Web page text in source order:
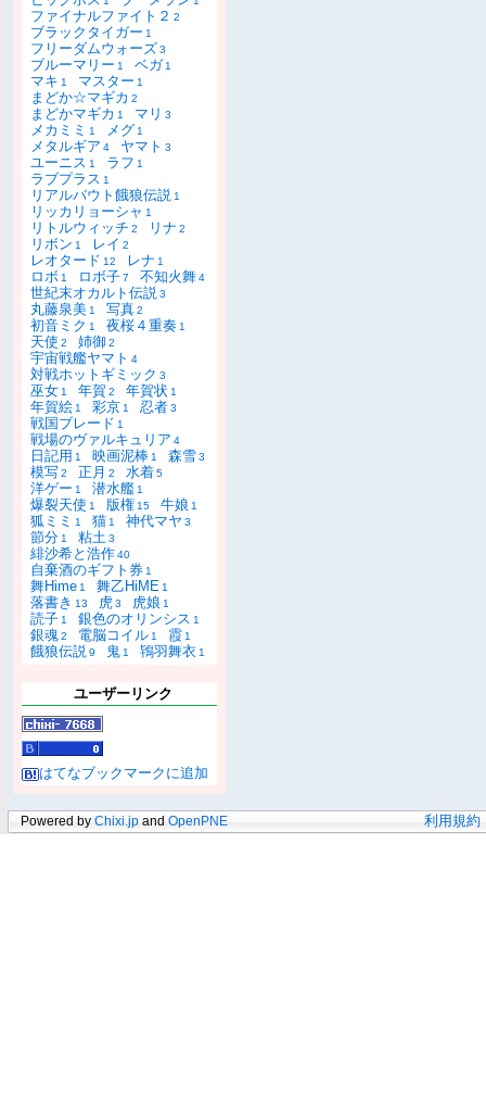
ファイナルファイト２ 2
ブラックタイガー 1
フリーダムウォーズ3
ブルーマリー 1 ベガ 1
マキ 1 マスター 1
まどか☆マギカ 2
まどかマギカ 1 マリ 3
メカミミ 1 メグ 1
メタルギア 4 ヤマト 3
ユーニス 1 ラフ 1
ラブプラス 1
リアルバウト餓狼伝説 1
リッカリョーシャ 1
リトルウィッチ 2 リナ 2
リボン 1 レイ 2
レオタード 12 レナ 1
ロボ 1 ロボ子7 不知火舞4
世紀末オカルト伝説3
丸藤泉美 1 写真2
初音ミク 1 夜桜４重奏 1
天使 2 姉御2
宇宙戦艦ヤマト 4
対戦ホットギミック 3
巫女 1 年賀2 年賀状 1
年賀絵 1 彩京 1 忍者3
戦国ブレード 1
戦場のヴァルキュリア 4
日記用 1 映画泥棒 1 森雪3
模写2 正月 2 水着5
洋ゲー 1 潜水艦 1
爆裂天使 1 版権 15 牛娘 1
狐ミミ 1 猫 1 神代マヤ 3
節分 1 粘土3
緋沙希と浩作40
自棄酒のギフト券 1
舞Hime 1 舞乙HiME 1
落書き 13 虎3 虎娘 1
読子 1 銀色のオリンシス 1
銀魂2 電脳コイル 1 霞 1
餓狼伝説9 鬼 1 鴇羽舞衣 1
ユーザーリンク
はてなブックマークに追加
Powered by Chixi.jp and OpenPNE 利用規約